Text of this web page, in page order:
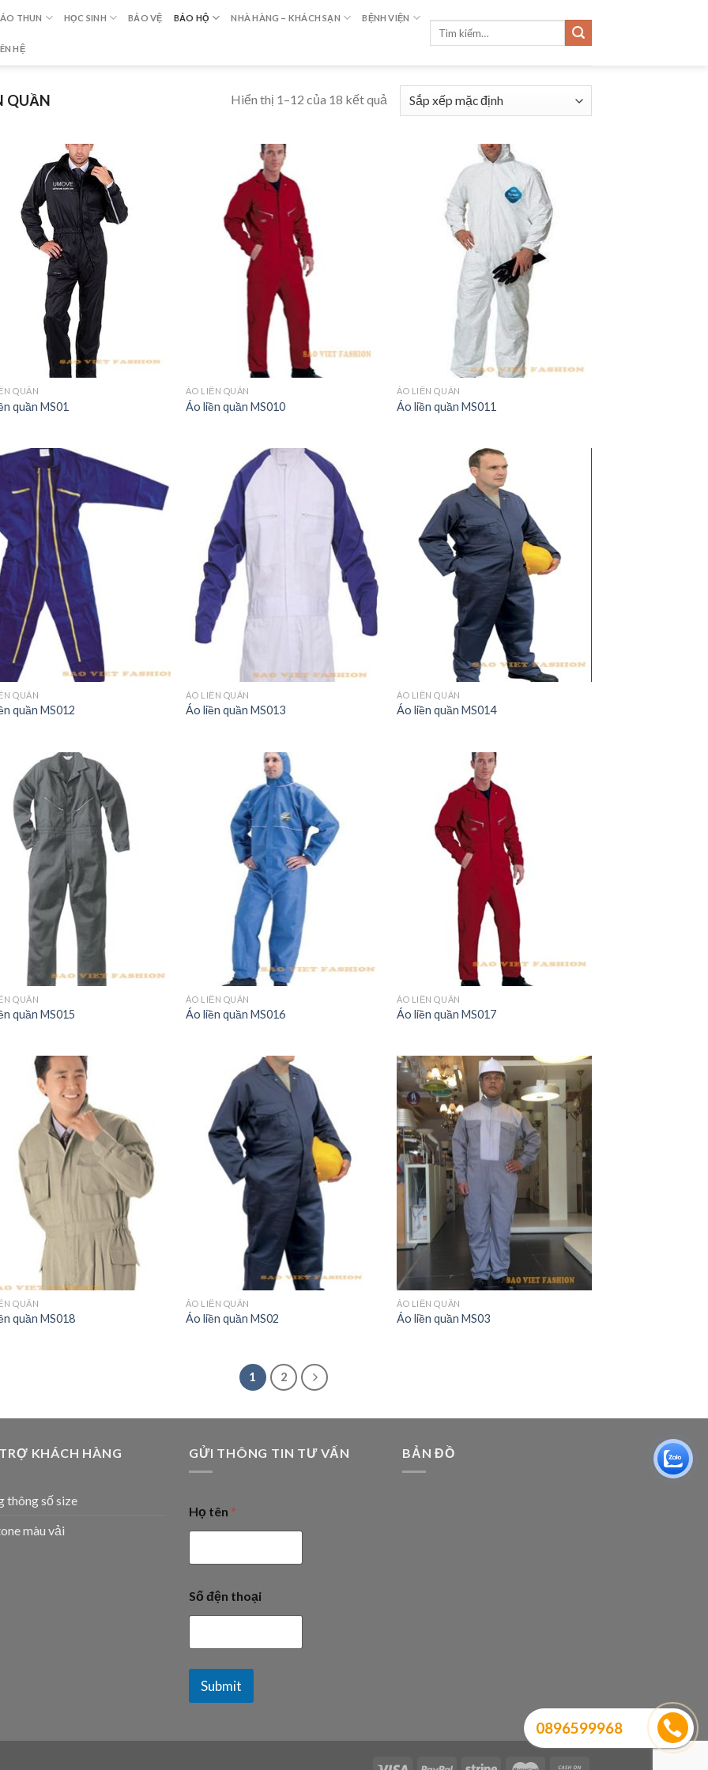
ÁO THUN HỌC SINH BẢO VỆ BẢO HỘ NHÀ HÀNG – KHÁCH SẠN BỆNH VIỆN
HỆ
QUẦN Hiển thị 1–12 của 18 kết quả
QUẦN
quần MS01
ÁO LIỀN QUẦN
Áo liền quần MS010
ÁO LIỀN QUẦN
Áo liền quần MS011
QUẦN
quần MS012
ÁO LIỀN QUẦN
Áo liền quần MS013
ÁO LIỀN QUẦN
Áo liền quần MS014
QUẦN
quần MS015
ÁO LIỀN QUẦN
Áo liền quần MS016
ÁO LIỀN QUẦN
Áo liền quần MS017
QUẦN
quần MS018
ÁO LIỀN QUẦN
Áo liền quần MS02
ÁO LIỀN QUẦN
Áo liền quần MS03
1 2
KHÁCH HÀNG
thông số size
màu vải
GỬI THÔNG TIN TƯ VẤN
Họ tên *
Số đện thoại
Submit
BẢN ĐỒ
0896599968